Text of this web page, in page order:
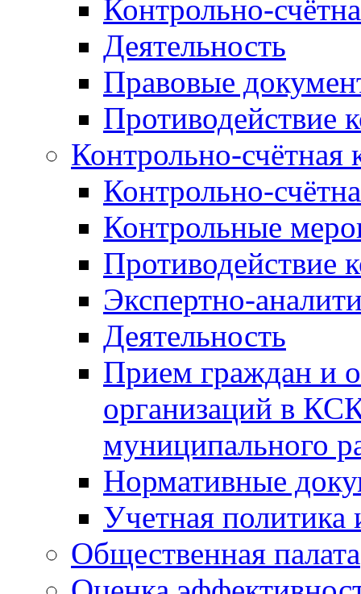
Контрольно-
Деятельность
Правовые
Противодействие
Контрольно-счётная
Контрольно-
Контрольные
Противодействие
Экспертно-
Деятельность
Прием граждан и
организаций в
муниципального
Нормативные
Учетная политика
Общественная палата